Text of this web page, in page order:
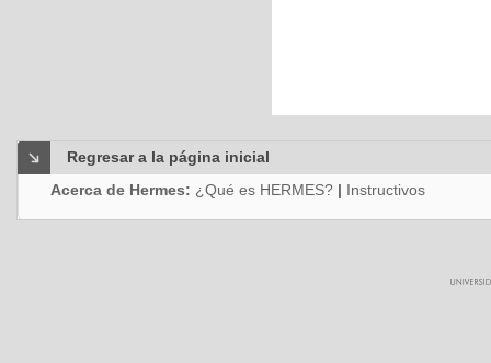
Regresar a la página inicial
Acerca de Hermes: ¿Qué es HERMES? | Instructivos